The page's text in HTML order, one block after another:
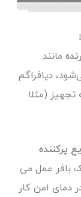
مانند
دیافراگم‌
(مثلا
پرکننده
بافر عمل می
دمای امن کار